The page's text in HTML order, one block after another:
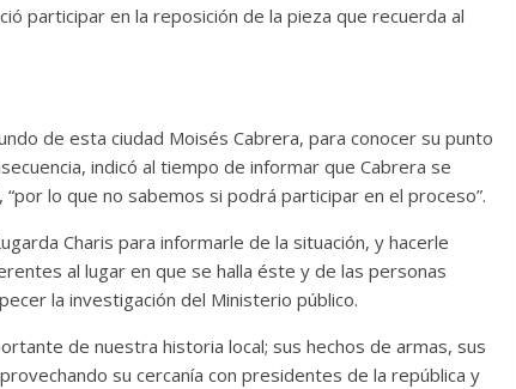
participar en la reposición de la pieza que recuerda al
de esta ciudad Moisés Cabrera, para conocer su punto
indicó al tiempo de informar que Cabrera se
lo que no sabemos si podrá participar en el proceso”.
Charis para informarle de la situación, y hacerle
al lugar en que se halla éste y de las personas
la investigación del Ministerio público.
de nuestra historia local; sus hechos de armas, sus
su cercanía con presidentes de la república y